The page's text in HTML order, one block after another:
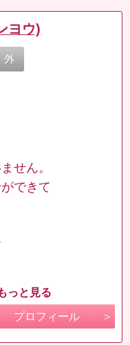
ヨウ)
せん。
できて
っと見る
プロフィール